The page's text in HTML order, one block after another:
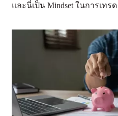
และนี่เป็น Mindset ในการเทร